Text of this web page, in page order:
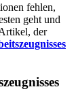
fehlen,
geht und
der